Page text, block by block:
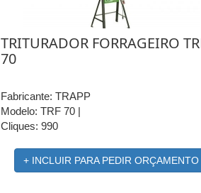
TRITURADOR FORRAGEIRO
70
Fabricante: TRAPP
Modelo: TRF 70 |
Cliques: 990
+ INCLUIR PARA PEDIR ORÇAMENTO